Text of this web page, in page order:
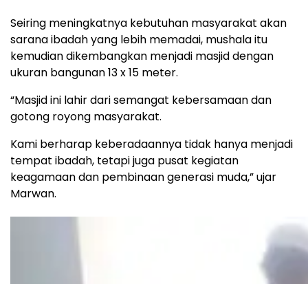
Seiring meningkatnya kebutuhan masyarakat akan
sarana ibadah yang lebih memadai, mushala itu
kemudian dikembangkan menjadi masjid dengan
ukuran bangunan 13 x 15 meter.
“Masjid ini lahir dari semangat kebersamaan dan
gotong royong masyarakat.
Kami berharap keberadaannya tidak hanya menjadi
tempat ibadah, tetapi juga pusat kegiatan
keagamaan dan pembinaan generasi muda,” ujar
Marwan.